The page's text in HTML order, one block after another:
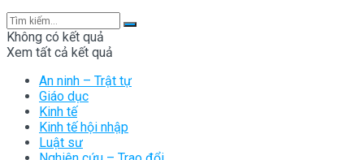
Không có kết quả
Xem tất cả kết quả
An ninh – Trật tự
Giáo dục
Kinh tế
Kinh tế hội nhập
Luật sư